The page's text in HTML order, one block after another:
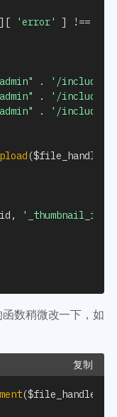
] [ 'error' ] !==
.
'/includes/
.
'/
. '/includes/
($file_handler
, '_thumbnail_id'
数稍微改一下，如
复制
($file_handler